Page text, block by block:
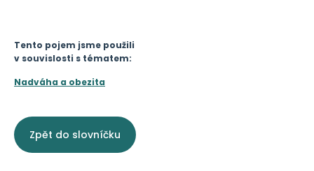
Tento pojem jsme použili
v souvislosti s tématem:
Nadváha a obezita
Zpět do slovníčku